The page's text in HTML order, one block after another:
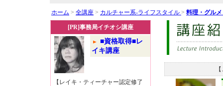
ホーム > 全講座 > カルチャー系-ライフスタイル > 料理・グルメ
[PR]事務局イチオシ講座
■資格取得■レ
イキ講座
【レイキ・ティーチャー認定修了